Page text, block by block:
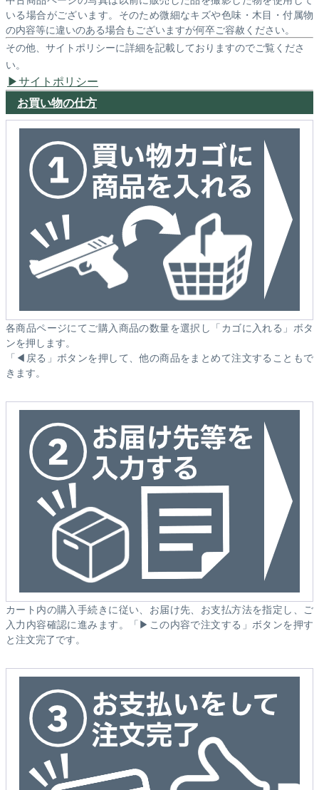
いる場合がございます。そのため微細なキズや色味・木目・付属物
の内容等に違いのある場合もございますが何卒ご容赦ください。
その他、サイトポリシーに詳細を記載しておりますのでご覧くださ
い。
サイトポリシー
お買い物の仕方
各商品ページにてご購入商品の数量を選択し「カゴに入れる」ボタ
ンを押します。
「◀戻る」ボタンを押して、他の商品をまとめて注文することもで
きます。
カート内の購入手続きに従い、お届け先、お支払方法を指定し、ご
入力内容確認に進みます。「▶この内容で注文する」ボタンを押す
と注文完了です。